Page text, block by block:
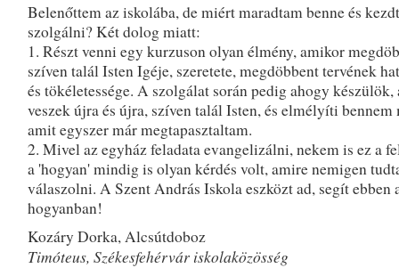
Belenőttem az iskolába, de miért maradtam benne és
szolgálni? Két dolog miatt:
1. Részt venni egy kurzuson olyan élmény, amikor
szíven talál Isten Igéje, szeretete, megdöbbent tervének
és tökéletessége. A szolgálat során pedig ahogy készülök,
veszek újra és újra, szíven talál Isten, és elmélyíti bennem
amit egyszer már megtapasztaltam.
2. Mivel az egyház feladata evangelizálni, nekem is ez a
a 'hogyan' mindig is olyan kérdés volt, amire nemigen
válaszolni. A Szent András Iskola eszközt ad, segít ebben
hogyanban!
Kozáry Dorka, Alcsútdoboz
Timóteus, Székesfehérvár iskolaközösség